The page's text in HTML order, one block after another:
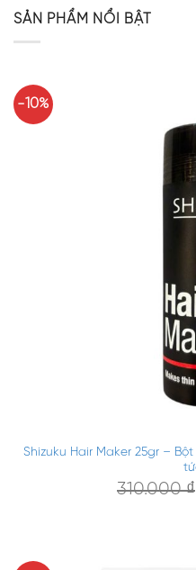
SẢN PHẨM NỔI BẬT
-10%
Shizuku Hair Maker 25gr –
310.000₫